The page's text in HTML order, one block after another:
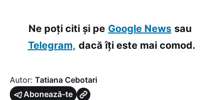
Ne poți citi și pe Google News sau
Telegram, dacă îți este mai comod.
Autor: Tatiana Cebotari
Abonează-te